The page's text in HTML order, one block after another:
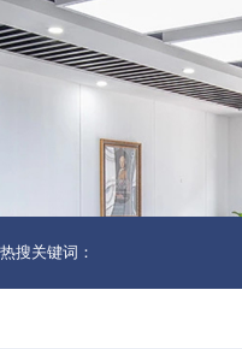
热搜关键词：